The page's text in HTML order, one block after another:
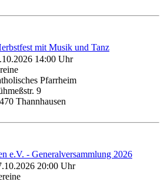
mit Musik und Tanz
14:00 Uhr
Pfarrheim
9
Thannhausen
e.V. - Generalversammlung 2026
20:00 Uhr